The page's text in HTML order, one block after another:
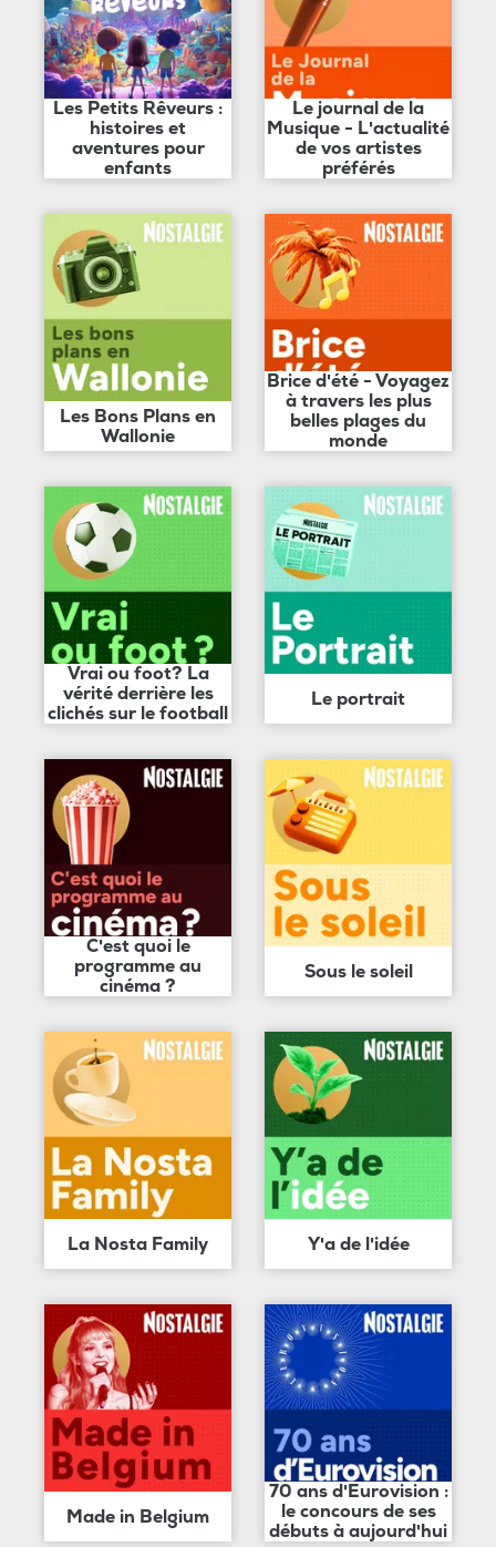
Les Petits Rêveurs :
histoires et
aventures pour
enfants
Le journal de la
Musique - L'actualité
de vos artistes
préférés
Les Bons Plans en
Wallonie
Brice d'été - Voyagez
à travers les plus
belles plages du
monde
Vrai ou foot? La
vérité derrière les
clichés sur le football
Le portrait
C'est quoi le
programme au
cinéma ?
Sous le soleil
La Nosta Family Y'a de l'idée
Made in Belgium
70 ans d'Eurovision :
le concours de ses
débuts à aujourd'hui